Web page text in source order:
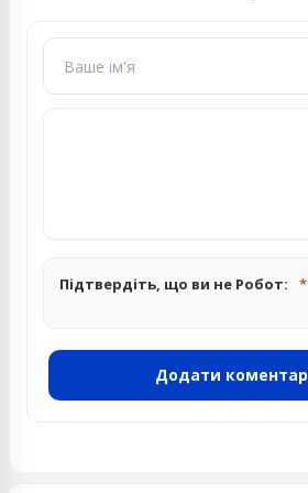
Підтвердіть, що ви не Робот:
Додати коментар